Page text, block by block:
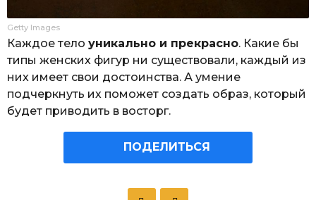
Getty Images
Каждое тело уникально и прекрасно. Какие бы
типы женских фигур ни существовали, каждый из
них имеет свои достоинства. А умение
подчеркнуть их поможет создать образ, который
будет приводить в восторг.
ПОДЕЛИТЬСЯ